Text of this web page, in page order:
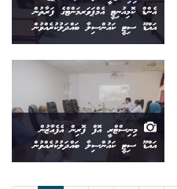
އެންޑް ކޮމިއުނިޓީ އެމްޕަވަރމަންޓްގެ ފަރާތުން
އައްޑޫ ސިޓީ ކައުންސިލާ ބައްދަލުކުރެއްވުން
މިނިސްޓްރީ އޮފް ފޮރިން އެފެއާޒުން
އައްޑޫ ސިޓީ ކައުންސިލާ ބައްދަލުކުރެއްވުން